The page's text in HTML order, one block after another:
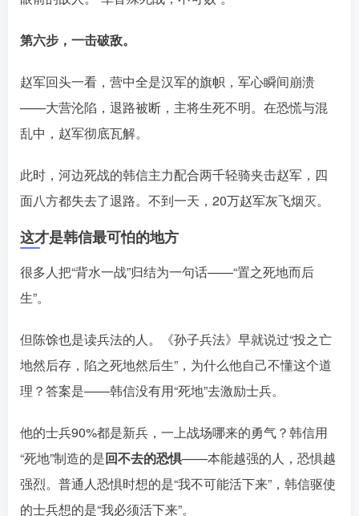
第六步，一击破敌。
赵军回头一看，营中全是汉军的旗帜，军心瞬间崩溃
——大营沦陷，退路被断，主将生死不明。在恐慌与混
乱中，赵军彻底瓦解󠄹󠅀󠄪󠄢󠄡󠄦󠄞󠄧󠄣󠄞󠄢󠄡󠄦󠄞󠄩󠄤󠅬󠅅󠅃󠄵󠅂󠄪󠅗󠅥󠅕󠅣󠅤󠅬󠅄󠄹󠄽󠄵󠄪󠄢󠄠󠄢󠄦󠄝󠄠󠄨󠄝󠄠󠄦󠄐󠄡󠄧󠄪󠄠󠄠󠄪󠄣󠄡󠅬󠅨󠅙󠅑󠅟󠅗󠅒󠄞󠅓󠅟󠅝󠄐󠇕󠆠󠅿󠇖󠆄󠆩󠇕󠅿󠆈󠇗󠆭󠆁󠄐󠇗󠅹󠅸󠇖󠆍󠅳󠇖󠅹󠅰󠇖󠆌󠅹。
此时，河边死战的韩信主力配合两千轻骑夹击赵军，四
面八方都失去了退路。不到一天，20万赵军灰飞烟灭。󠄹󠅀󠄪󠄢󠄡󠄦󠄞󠄧󠄣󠄞󠄢󠄡󠄦󠄞󠄩󠄤󠅬󠅅󠅃󠄵󠅂󠄪󠅗󠅥󠅕󠅣󠅤󠅬󠅄󠄹󠄽󠄵󠄪󠄢󠄠󠄢󠄦󠄝󠄠󠄨󠄝󠄠󠄦󠄐󠄡󠄧󠄪󠄠󠄠󠄪󠄣󠄡󠅬󠅨󠅙󠅑󠅟󠅗󠅒󠄞󠅓󠅟󠅝󠄐󠇕󠆠󠅿󠇖󠆄󠆩󠇕󠅿󠆈󠇗󠆭󠆁󠄐󠇗󠅹󠅸󠇖󠆍󠅳󠇖󠅹󠅰󠇖󠆌󠅹
这才是韩信最可怕的地方
很多人把“背水一战”归结为一句话——“置之死地而后
生”。
但陈馀也是读兵法的人。《孙子兵法》早就说过“投之亡
地然后存，陷之死地然后生”，为什么他自己不懂这个道
理？答案是——韩信没有用“死地”去激励士兵。󠄹󠅀󠄪󠄢󠄡󠄦󠄞󠄧󠄣󠄞󠄢󠄡󠄦󠄞󠄩󠄤󠅬󠅅󠅃󠄵󠅂󠄪󠅗󠅥󠅕󠅣󠅤󠅬󠅄󠄹󠄽󠄵󠄪󠄢󠄠󠄢󠄦󠄝󠄠󠄨󠄝󠄠󠄦󠄐󠄡󠄧󠄪󠄠󠄠󠄪󠄣󠄡󠅬󠅨󠅙󠅑󠅟󠅗󠅒󠄞󠅓󠅟󠅝󠄐󠇕󠆠󠅿󠇖󠆄󠆩󠇕󠅿󠆈󠇗󠆭󠆁󠄐󠇗󠅹󠅸󠇖󠆍󠅳󠇖󠅹󠅰󠇖󠆌󠅹
他的士兵90%都是新兵，一上战场哪来的勇气？韩信用
“死地”制造的是󠄹󠅀󠄪󠄢󠄡󠄦󠄞󠄧󠄣󠄞󠄢󠄡󠄦󠄞󠄩󠄤󠅬󠅅󠅃󠄵󠅂󠄪󠅗󠅥󠅕󠅣󠅤󠅬󠅄󠄹󠄽󠄵󠄪󠄢󠄠󠄢󠄦󠄝󠄠󠄨󠄝󠄠󠄦󠄐󠄡󠄧󠄪󠄠󠄠󠄪󠄣󠄡󠅬󠅨󠅙󠅑󠅟󠅗󠅒󠄞󠅓󠅟󠅝󠄐󠇕󠆠󠅿󠇖󠆄󠆩󠇕󠅿󠆈󠇗󠆭󠆁󠄐󠇗󠅹󠅸󠇖󠆍󠅳󠇖󠅹󠅰󠇖󠆌󠅹回不去的恐惧——本能越强的人，恐惧越
强烈。普通人恐惧时想的是“我不可能活下来”，韩信驱使
的士兵想的是“我必须活下来”。󠄹󠅀󠄪󠄢󠄡󠄦󠄞󠄧󠄣󠄞󠄢󠄡󠄦󠄞󠄩󠄤󠅬󠅅󠅃󠄵󠅂󠄪󠅗󠅥󠅕󠅣󠅤󠅬󠅄󠄹󠄽󠄵󠄪󠄢󠄠󠄢󠄦󠄝󠄠󠄨󠄝󠄠󠄦󠄐󠄡󠄧󠄪󠄠󠄠󠄪󠄣󠄡󠅬󠅨󠅙󠅑󠅟󠅗󠅒󠄞󠅓󠅟󠅝󠄐󠇕󠆠󠅿󠇖󠆄󠆩󠇕󠅿󠆈󠇗󠆭󠆁󠄐󠇗󠅹󠅸󠇖󠆍󠅳󠇖󠅹󠅰󠇖󠆌󠅹